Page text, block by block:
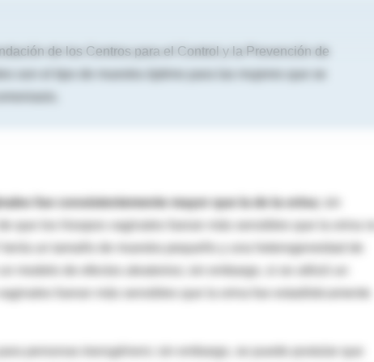
de los Centros para el Control y la Prevención de
fue consistentemente mayor que la de la orina
que los hisopos vaginales fueran más sensibles que la orina no
un tamaño de muestra pequeño y una heterogeneidad de
modelo de efectos aleatorios; sin embargo, si se utilizó un
fueran más sensibles que la orina fue estadísticamente
transgénero ; sin embargo, se puede postular que